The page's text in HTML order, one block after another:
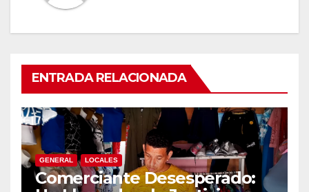
ENTRADA RELACIONADA
GENERAL LOCALES
Comerciante Desesperado: